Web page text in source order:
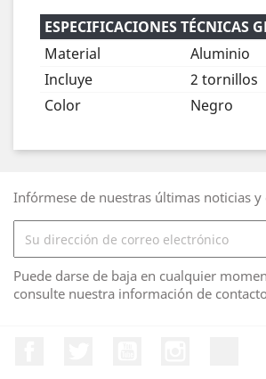
ESPECIFICACIONES TÉCNICAS
Material
Aluminio
Incluye
2 tornillos
Color
Negro
Infórmese de nuestras últimas noticias y
Puede darse de baja en cualquier
consulte nuestra información de